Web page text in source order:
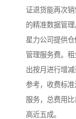
证退货能再次
的精准数据管理
星力公司提供
管理服务费。
出按月进行增
参考，收费标
服务，总费用
高近五成。